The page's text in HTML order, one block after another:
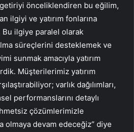
önceliklendiren bu eğilim,
ilgiyi ve yatırım fonlarına
ilgiye paralel olarak
süreçlerini desteklemek ve
sunmak amacıyla yatırım
Müşterilerimiz yatırım
varlık dağılımları,
performanslarını detaylı
çözümlerimizle
olmaya devam edeceğiz” diye